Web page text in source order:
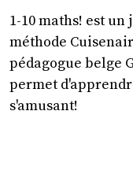
1-10 maths! est
méthode
pédagogue belge
permet
s'amusant!